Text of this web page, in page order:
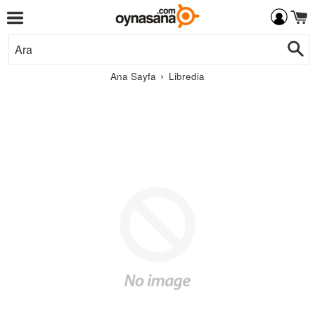
Menü
Ana Sayfa › Libredia